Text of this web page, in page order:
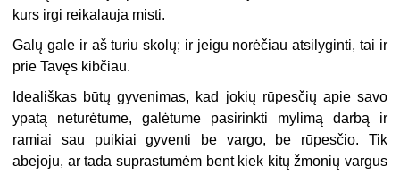
kurs irgi reikalauja misti.
Galų gale ir aš turiu skolų; ir jeigu norėčiau atsilyginti, tai ir
prie Tavęs kibčiau.
Ideališkas būtų gyvenimas, kad jokių rūpesčių apie savo
ypatą neturėtume, galėtume pasirinkti mylimą darbą ir
ramiai sau puikiai gyventi be vargo, be rūpesčio. Tik
abejoju, ar tada suprastumėm bent kiek kitų žmonių vargus